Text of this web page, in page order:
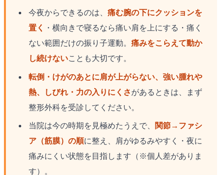
今夜からできるのは、 痛む腕の下にクッションを
置く
・横向きで寝るなら痛い肩を上にする・痛く
ない範囲だけの振り子運動。 痛みをこらえて動か
し続けないことも大切です。
転倒・けがのあとに肩が上がらない、強い腫れや
熱、しびれ・力の入りにくさがあるときは、まず
整形外科を受診してください。
当院は今の時期を見極めたうえで、
関節→ファシ
ア（筋膜）の順に整え、肩がゆるみやすく・夜に
痛みにくい状態を目指します（※個人差がありま
す）。